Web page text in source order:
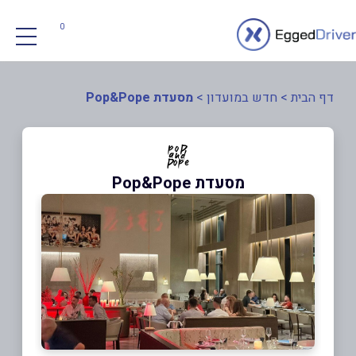
0
דף הבית > חדש במועדון > מסעדת Pop&Pope
מסעדת Pop&Pope